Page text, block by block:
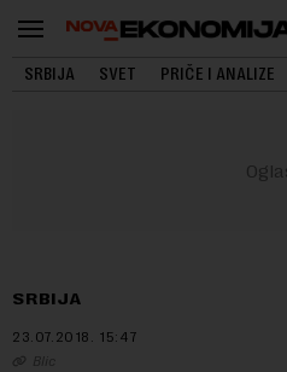
SRBIJA SVET PRIČE I ANALIZE
SRBIJA
23.07.2018. 15:47
Blic